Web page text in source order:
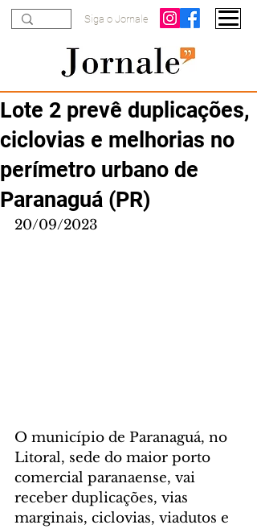
Siga o Jornale
Lote 2 prevê duplicações,
ciclovias e melhorias no
perímetro urbano de
Paranaguá (PR)
20/09/2023
O município de Paranaguá, no
Litoral, sede do maior porto
comercial paranaense, vai
receber duplicações, vias
marginais, ciclovias, viadutos e